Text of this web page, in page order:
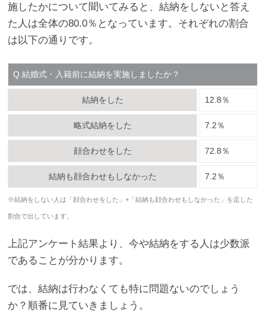
施したかについて聞いてみると、結納をしないと答え
た人は全体の80.0％となっています。それぞれの割合
は以下の通りです。
Q.結婚式・入籍前に結納を実施しましたか？
結納をした 12.8％
略式結納をした 7.2％
顔合わせをした 72.8％
結納も顔合わせもしなかった 7.2％
※結納をしない人は「顔合わせをした」+「結納も顔合わせもしなかった」を足した
割合で出しています。
上記アンケート結果より、今や結納をする人は少数派
であることが分かります。
では、結納は行わなくても特に問題ないのでしょう
か？順番に見ていきましょう。